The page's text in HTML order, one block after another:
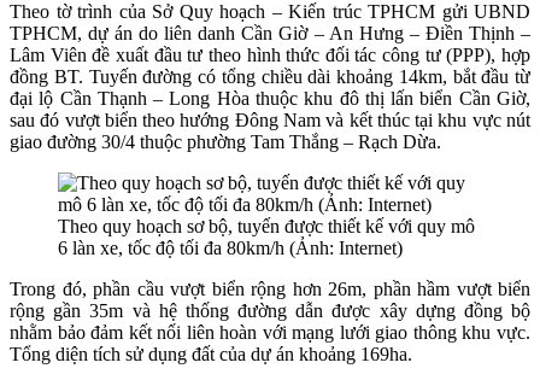
Theo tờ trình của Sở Quy hoạch – Kiến trúc TPHCM gửi UBND
TPHCM, dự án do liên danh Cần Giờ – An Hưng – Điền Thịnh –
Lâm Viên đề xuất đầu tư theo hình thức đối tác công tư (PPP), hợp
đồng BT. Tuyến đường có tổng chiều dài khoảng 14km, bắt đầu từ
đại lộ Cần Thạnh – Long Hòa thuộc khu đô thị lấn biển Cần Giờ,
sau đó vượt biển theo hướng Đông Nam và kết thúc tại khu vực nút
giao đường 30/4 thuộc phường Tam Thắng – Rạch Dừa.
Theo quy hoạch sơ bộ, tuyến được thiết kế với quy mô
6 làn xe, tốc độ tối đa 80km/h (Ảnh: Internet)
Trong đó, phần cầu vượt biển rộng hơn 26m, phần hầm vượt biển
rộng gần 35m và hệ thống đường dẫn được xây dựng đồng bộ
nhằm bảo đảm kết nối liên hoàn với mạng lưới giao thông khu vực.
Tổng diện tích sử dụng đất của dự án khoảng 169ha.